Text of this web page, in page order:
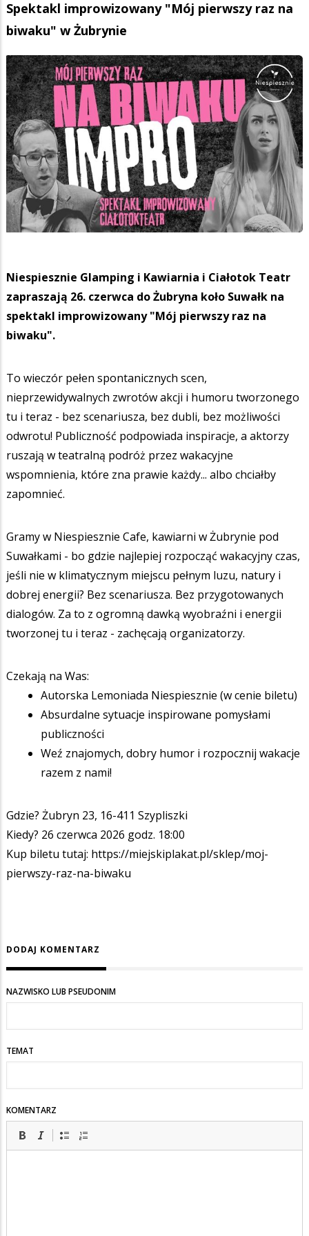
Spektakl improwizowany "Mój pierwszy raz na
biwaku" w Żubrynie
Niespiesznie Glamping i Kawiarnia i Ciałotok Teatr
zapraszają 26. czerwca do Żubryna koło Suwałk na
spektakl improwizowany "Mój pierwszy raz na
biwaku".
To wieczór pełen spontanicznych scen,
nieprzewidywalnych zwrotów akcji i humoru tworzonego
tu i teraz - bez scenariusza, bez dubli, bez możliwości
odwrotu! Publiczność podpowiada inspiracje, a aktorzy
ruszają w teatralną podróż przez wakacyjne
wspomnienia, które zna prawie każdy... albo chciałby
zapomnieć.
Gramy w Niespiesznie Cafe, kawiarni w Żubrynie pod
Suwałkami - bo gdzie najlepiej rozpocząć wakacyjny czas,
jeśli nie w klimatycznym miejscu pełnym luzu, natury i
dobrej energii? Bez scenariusza. Bez przygotowanych
dialogów. Za to z ogromną dawką wyobraźni i energii
tworzonej tu i teraz - zachęcają organizatorzy.
Czekają na Was:
Autorska Lemoniada Niespiesznie (w cenie biletu)
Absurdalne sytuacje inspirowane pomysłami
publiczności
Weź znajomych, dobry humor i rozpocznij wakacje
razem z nami!
Gdzie? Żubryn 23, 16-411 Szypliszki
Kiedy? 26 czerwca 2026 godz. 18:00
Kup biletu tutaj: https://miejskiplakat.pl/sklep/moj-
pierwszy-raz-na-biwaku
DODAJ KOMENTARZ
NAZWISKO LUB PSEUDONIM
TEMAT
KOMENTARZ